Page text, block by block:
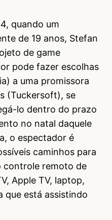
quando um
de 19 anos, Stefan
de game
pode fazer escolhas
a uma promissora
(Tuckersoft), se
lo dentro do prazo
no natal daquele
o espectador é
caminhos para
controle remoto de
Apple TV, laptop,
que está assistindo